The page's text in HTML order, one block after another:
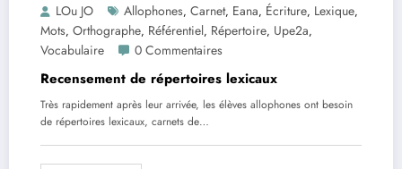
LOu JO Allophones, Carnet, Eana, Écriture, Lexique,
Mots, Orthographe, Référentiel, Répertoire, Upe2a,
Vocabulaire 0 Commentaires
Recensement de répertoires lexicaux
Très rapidement après leur arrivée, les élèves allophones ont besoin
de répertoires lexicaux, carnets de…